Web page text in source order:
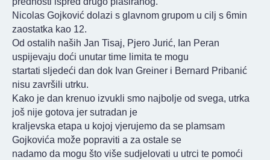
Nicolas Gojković dolazi s glavnom grupom u cilj s 6min
zaostatka kao 12.
Od ostalih naših Jan Tisaj, Pjero Jurić, Ian Peran
uspijevaju doći unutar time limita te mogu
startati sljedeći dan dok Ivan Greiner i Bernard Pribanić
nisu završili utrku.
Kako je dan krenuo izvukli smo najbolje od svega, utrka
još nije gotova jer sutradan je
kraljevska etapa u kojoj vjerujemo da se plamsam
Gojkovića može popraviti a za ostale se
nadamo da mogu što više sudjelovati u utrci te pomoći